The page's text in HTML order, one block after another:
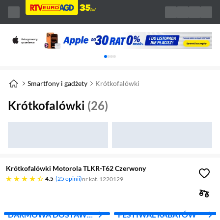
Karuzela z banerami, aktualny element 1 z
Smartfony i gadżety Krótkofalówki
Krótkofalówki (26)
Krótkofalówki Motorola TLKR-T62 Czerwony
4.5
4.5 gwiazdek 25 opinii nr kat. 1220129
DARMOWA DOSTAWA
FESTIWAL RABATÓW